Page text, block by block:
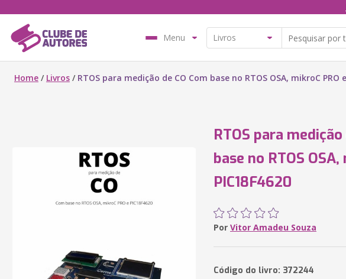
Menu
Home / Livros / RTOS para medição de CO Com base no RTOS OSA, mikroC PRO
RTOS para medição
base no RTOS
PIC18F4620
Por Vitor Amadeu Souza
Código do livro: 372244